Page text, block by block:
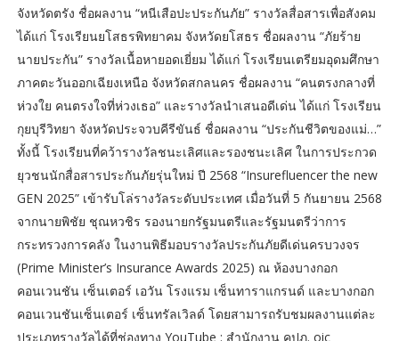
จังหวัดตรัง ชื่อผลงาน “หนีเสือปะประกันภัย” รางวัลสื่อสารเพื่อสังคม
ได้แก่ โรงเรียนยโสธรพิทยาคม จังหวัดยโสธร ชื่อผลงาน “ภัยร้าย
นายประกัน” รางวัลเนื้อหายอดเยี่ยม ได้แก่ โรงเรียนเตรียมอุดมศึกษา
ภาคตะวันออกเฉียงเหนือ จังหวัดสกลนคร ชื่อผลงาน “คนตรงกลางที่
ห่วงใย คนตรงใจที่ห่วงเธอ” และรางวัลนำเสนอดีเด่น ได้แก่ โรงเรียน
กุยบุรีวิทยา จังหวัดประจวบคีรีขันธ์ ชื่อผลงาน “ประกันชีวิตของแม่…”
ทั้งนี้ โรงเรียนที่คว้ารางวัลชนะเลิศและรองชนะเลิศ ในการประกวด
ยุวชนนักสื่อสารประกันภัยรุ่นใหม่ ปี 2568 “Insurefluencer the new
GEN 2025” เข้ารับโล่รางวัลระดับประเทศ เมื่อวันที่ 5 กันยายน 2568
จากนายพิชัย ชุณหวชิร รองนายกรัฐมนตรีและรัฐมนตรีว่าการ
กระทรวงการคลัง ในงานพิธีมอบรางวัลประกันภัยดีเด่นครบวงจร
(Prime Minister’s Insurance Awards 2025) ณ ห้องบางกอก
คอนเวนชัน เซ็นเตอร์ เอวัน โรงแรม เซ็นทาราแกรนด์ และบางกอก
คอนเวนชันเซ็นเตอร์ เซ็นทรัลเวิลด์ โดยสามารถรับชมผลงานแต่ละ
ประเภทรางวัลได้ที่ช่องทาง YouTube : สํานักงาน คปภ. oic